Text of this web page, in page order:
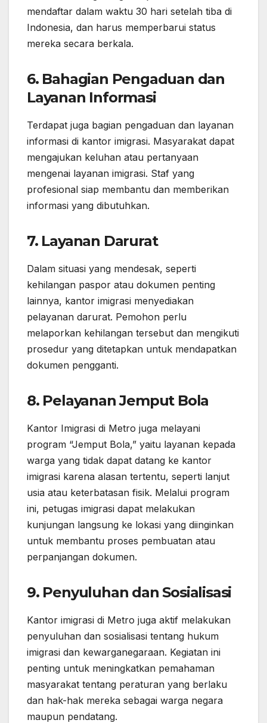
mendaftar dalam waktu 30 hari setelah tiba di
Indonesia, dan harus memperbarui status
mereka secara berkala.
6. Bahagian Pengaduan dan
Layanan Informasi
Terdapat juga bagian pengaduan dan layanan
informasi di kantor imigrasi. Masyarakat dapat
mengajukan keluhan atau pertanyaan
mengenai layanan imigrasi. Staf yang
profesional siap membantu dan memberikan
informasi yang dibutuhkan.
7. Layanan Darurat
Dalam situasi yang mendesak, seperti
kehilangan paspor atau dokumen penting
lainnya, kantor imigrasi menyediakan
pelayanan darurat. Pemohon perlu
melaporkan kehilangan tersebut dan mengikuti
prosedur yang ditetapkan untuk mendapatkan
dokumen pengganti.
8. Pelayanan Jemput Bola
Kantor Imigrasi di Metro juga melayani
program “Jemput Bola,” yaitu layanan kepada
warga yang tidak dapat datang ke kantor
imigrasi karena alasan tertentu, seperti lanjut
usia atau keterbatasan fisik. Melalui program
ini, petugas imigrasi dapat melakukan
kunjungan langsung ke lokasi yang diinginkan
untuk membantu proses pembuatan atau
perpanjangan dokumen.
9. Penyuluhan dan Sosialisasi
Kantor imigrasi di Metro juga aktif melakukan
penyuluhan dan sosialisasi tentang hukum
imigrasi dan kewarganegaraan. Kegiatan ini
penting untuk meningkatkan pemahaman
masyarakat tentang peraturan yang berlaku
dan hak-hak mereka sebagai warga negara
maupun pendatang.